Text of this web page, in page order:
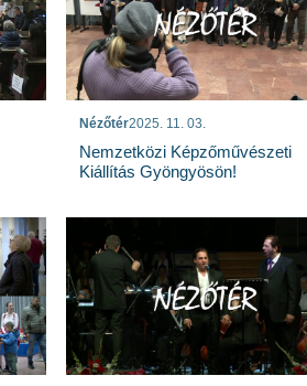
Nézőtér2025. 11. 03.
Nemzetközi Képzőművészeti
Kiállítás Gyöngyösön!